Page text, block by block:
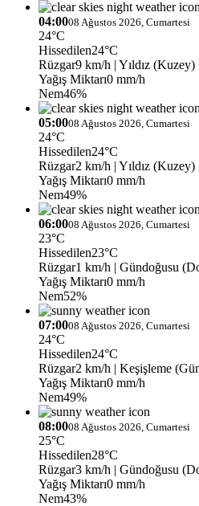
04:0008 Ağustos 2026, Cumartesi
24°C
Hissedilen24°C
Rüzgar9 km/h | Yıldız (Kuzey)
Yağış Miktarı0 mm/h
Nem46%
05:0008 Ağustos 2026, Cumartesi
24°C
Hissedilen24°C
Rüzgar2 km/h | Yıldız (Kuzey)
Yağış Miktarı0 mm/h
Nem49%
06:0008 Ağustos 2026, Cumartesi
23°C
Hissedilen23°C
Rüzgar1 km/h | Gündoğusu
Yağış Miktarı0 mm/h
Nem52%
07:0008 Ağustos 2026, Cumartesi
24°C
Hissedilen24°C
Rüzgar2 km/h | Keşişleme
Yağış Miktarı0 mm/h
Nem49%
08:0008 Ağustos 2026, Cumartesi
25°C
Hissedilen28°C
Rüzgar3 km/h | Gündoğusu
Yağış Miktarı0 mm/h
Nem43%